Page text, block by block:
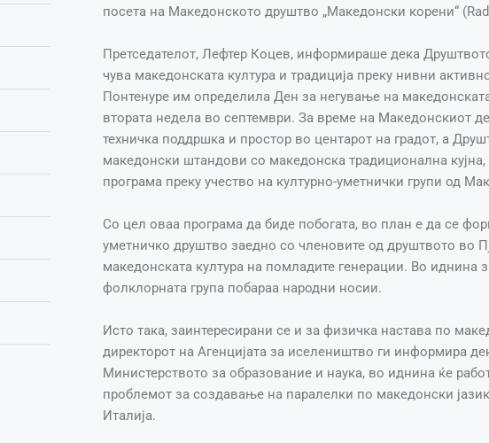
посета на Македонското друштво „Македонски корени“
Претседателот, Лефтер Коцев, информираше дека
чува македонската култура и традиција преку нивни
Понтенуре им определила Ден за негување на македонската
втората недела во септември. За време на Mакедонскиот
техничка поддршка и простор во центарот на градот, а
македонски штандови со македонска традиционална кујна,
програма преку учество на културно-уметнички групи од
Со цел оваа програма да биде побогата, во план е да се
уметничко друштво заедно со членовите од друштвото во
македонската култура на помладите генерации. Во иднина
фолклорната група побараа народни носии.
Исто така, заинтересирани се и за физичка настава по
директорот на Агенцијата за иселеништво ги информира
Министерството за образование и наука, во иднина ќе
проблемот за создавање на паралелки по македонски
Италија.